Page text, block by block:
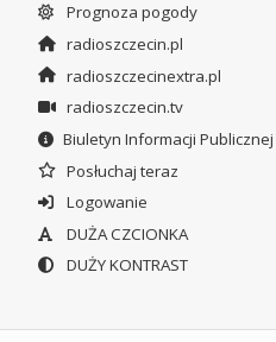
Prognoza pogody
radioszczecin.pl
radioszczecinextra.pl
radioszczecin.tv
Biuletyn Informacji Publicznej
Posłuchaj teraz
Logowanie
DUŻA CZCIONKA
DUŻY KONTRAST